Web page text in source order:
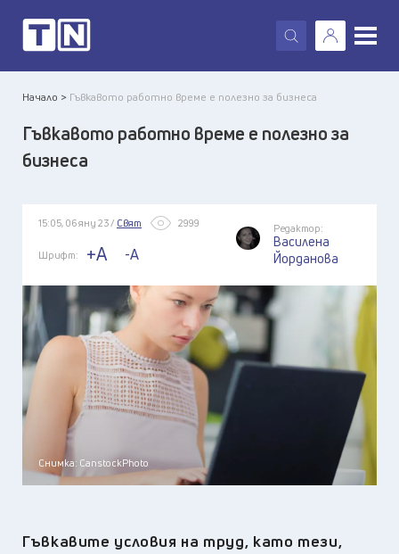
X
Начало > Гъвкавото работно време е полезно за бизнеса
Гъвкавото работно време е полезно за
бизнеса
15:05, 06 яну 23 / Свят 2999
Шрифт: +A -A
Редактор:
Василена
Йорданова
Снимка: CanstockPhoto
Гъвкавите условия на труд, като тези,